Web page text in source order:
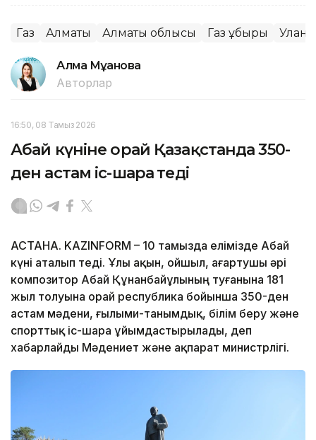
Газ Алматы Алматы облысы Газ құбыры Улану
Алма Мұқанова
Авторлар
16:50, 08 Тамыз 2026
Абай күніне орай Қазақстанда 350-
ден астам іс-шара өтеді
АСТАНА. KAZINFORM – 10 тамызда елімізде Абай
күні аталып өтеді. Ұлы ақын, ойшыл, ағартушы әрі
композитор Абай Құнанбайұлының туғанына 181
жыл толуына орай республика бойынша 350-ден
астам мәдени, ғылыми-танымдық, білім беру және
спорттық іс-шара ұйымдастырылады, деп
хабарлайды Мәдениет және ақпарат министрлігі.